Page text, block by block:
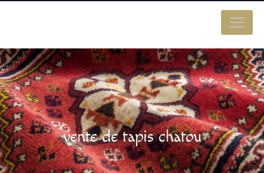
vente de tapis chatou